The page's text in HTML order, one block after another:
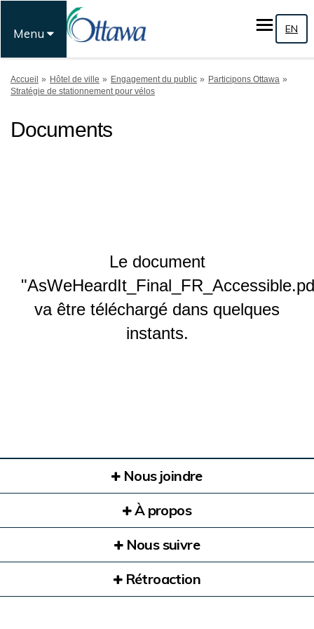
Menu EN
Vous êtes ici:
Accueil Hôtel de ville Engagement du public
Participons Ottawa
Stratégie de stationnement pour vélos
Documents
Le document
va être téléchargé dans quelques
instants.
Nous joindre
À propos
Nous suivre
Rétroaction